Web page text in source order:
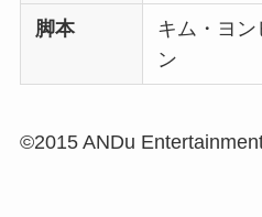
脚本
キム・ヨン
ン
©2015 ANDu